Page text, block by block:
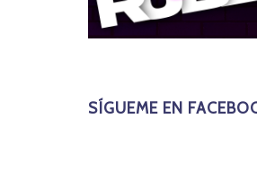
SÍGUEME EN